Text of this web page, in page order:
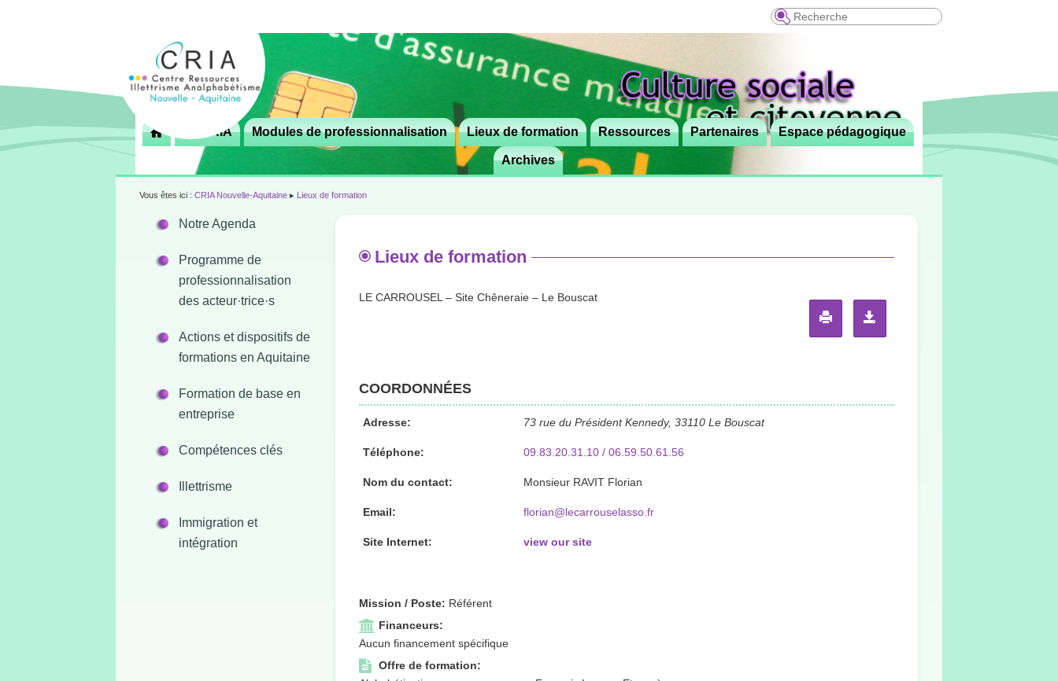
Recherche
principal
Aller
contenu
 Le CRIA Modules de professionnalisation Lieux de formation Ressources Partenaires Espace pédagogique
Archives
Vous êtes ici : CRIA Nouvelle-Aquitaine ▸ Lieux de formation
Notre Agenda
Programme de
professionnalisation
des acteur·trice·s
Actions et dispositifs de
formations en Aquitaine
Formation de base en
entreprise
Compétences clés
Illettrisme
Immigration et
intégration
Lieux de formation
LE CARROUSEL – Site Chêneraie – Le Bouscat
COORDONNÉES
Adresse: 73 rue du Président Kennedy, 33110 Le Bouscat
Téléphone: 09.83.20.31.10 / 06.59.50.61.56
Nom du contact: Monsieur RAVIT Florian
Email: florian@lecarrouselasso.fr
Site Internet: view our site
Mission / Poste: Référent
Financeurs:
Aucun financement spécifique
Offre de formation: